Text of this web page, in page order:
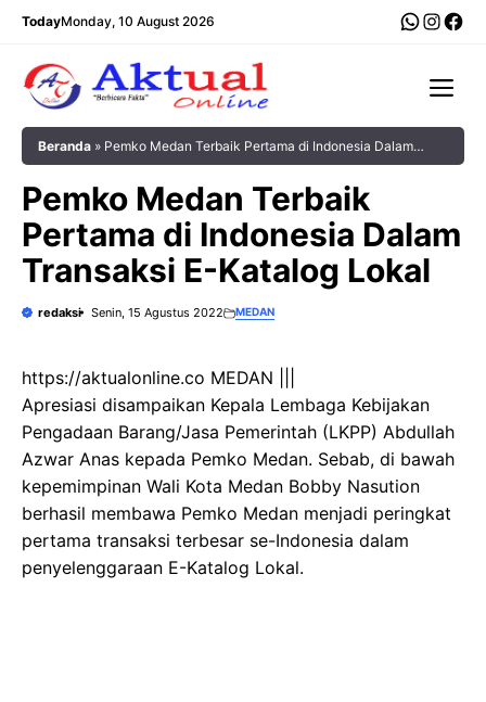
Langsung
TodayMonday, 10 August 2026
Beranda » Pemko Medan Terbaik Pertama di Indonesia Dalam
Pemko Medan Terbaik
Pertama di Indonesia Dalam
Transaksi E-Katalog Lokal
redaksi Senin, 15 Agustus 2022 MEDAN
https://aktualonline.co MEDAN |||
Apresiasi disampaikan Kepala Lembaga Kebijakan
Pengadaan Barang/Jasa Pemerintah (LKPP) Abdullah
Azwar Anas kepada Pemko Medan. Sebab, di bawah
kepemimpinan Wali Kota Medan Bobby Nasution
berhasil membawa Pemko Medan menjadi peringkat
pertama transaksi terbesar se-Indonesia dalam
penyelenggaraan E-Katalog Lokal.